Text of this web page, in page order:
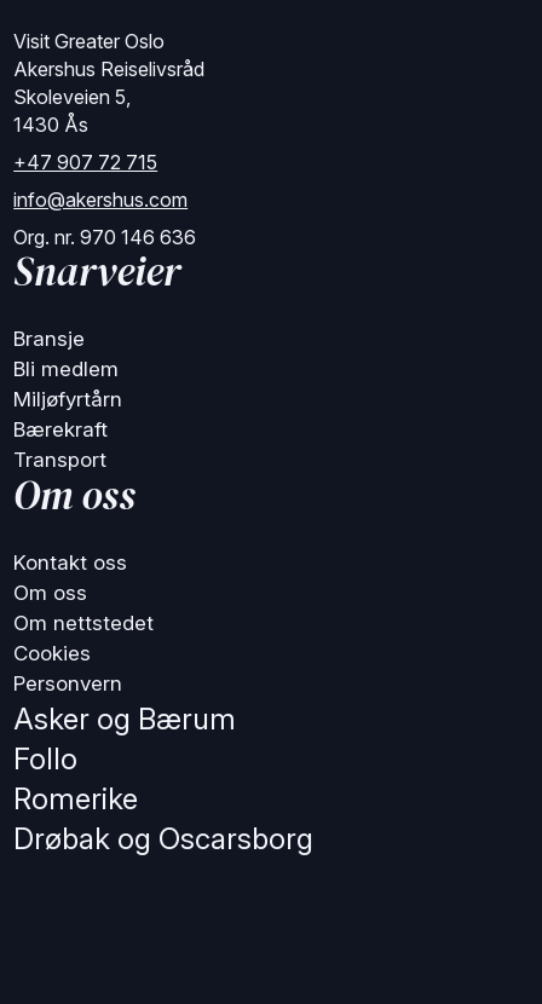
Visit Greater Oslo
Akershus Reiselivsråd
Skoleveien 5,
1430 Ås
+47 907 72 715
info@akershus.com
Org. nr. 970 146 636
Snarveier
Bransje
Bli medlem
Miljøfyrtårn
Bærekraft
Transport
Om oss
Kontakt oss
Om oss
Om nettstedet
Cookies
Personvern
Asker og Bærum
Follo
Romerike
Drøbak og Oscarsborg